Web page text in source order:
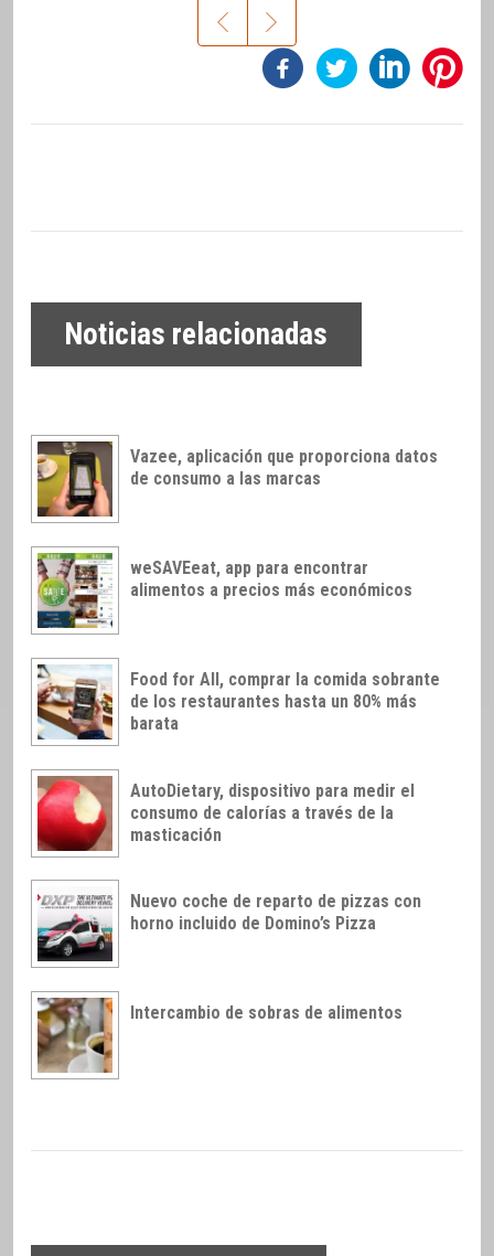
Noticias relacionadas
Vazee, aplicación que proporciona datos
de consumo a las marcas
weSAVEeat, app para encontrar
alimentos a precios más económicos
Food for All, comprar la comida sobrante
de los restaurantes hasta un 80% más
barata
AutoDietary, dispositivo para medir el
consumo de calorías a través de la
masticación
Nuevo coche de reparto de pizzas con
horno incluido de Domino’s Pizza
Intercambio de sobras de alimentos